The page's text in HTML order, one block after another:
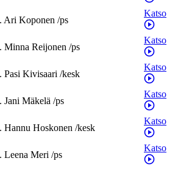
. Ari Koponen /ps
Katso
. Minna Reijonen /ps
Katso
. Pasi Kivisaari /kesk
Katso
. Jani Mäkelä /ps
Katso
. Hannu Hoskonen /kesk
Katso
. Leena Meri /ps
Katso